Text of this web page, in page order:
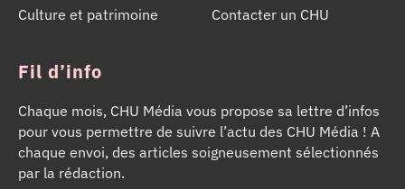
Culture et patrimoine Contacter un CHU
Fil d’info
Chaque mois, CHU Média vous propose sa lettre d’infos
pour vous permettre de suivre l’actu des CHU Média ! A
chaque envoi, des articles soigneusement sélectionnés
par la rédaction.